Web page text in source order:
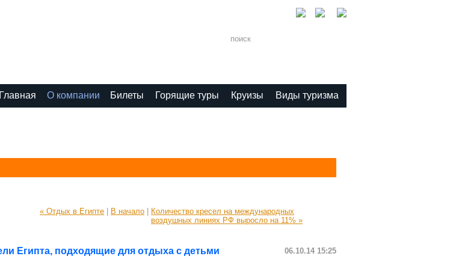
Главная О компании Билеты Горящие туры Круизы Виды туризма
« Отдых в Египте В начало
Количество кресел на международных
воздушных линиях РФ выросло на 11% »
Египта, подходящие для отдыха с детьми 06.10.14 15:25